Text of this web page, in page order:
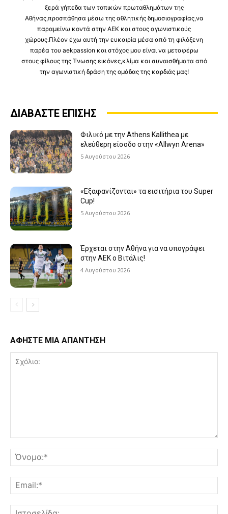
ξερά γήπεδα των τοπικών πρωταθλημάτων της
Αθήνας,προσπάθησα μέσω της αθλητικής δημοσιογραφίας,να
παραμείνω κοντά στην ΑΕΚ και στους αγωνιστικούς
χώρους.Πλέον έχω αυτή την ευκαιρία μέσα από τη φιλόξενη
παρέα του aekpassion και στόχος μου είναι να μεταφέρω
στους φίλους της Ένωσης εικόνες,κλίμα και συναισθήματα από
την αγωνιστική δράση της ομάδας της καρδιάς μας!
ΔΙΑΒΑΣΤΕ ΕΠΙΣΗΣ
Φιλικό με την Athens Kallithea με
ελεύθερη είσοδο στην «Allwyn Arena»
5 Αυγούστου 2026
«Εξαφανίζονται» τα εισιτήρια του Super
Cup!
5 Αυγούστου 2026
Έρχεται στην Αθήνα για να υπογράψει
στην ΑΕΚ ο Βιτάλις!
4 Αυγούστου 2026
ΑΦΗΣΤΕ ΜΙΑ ΑΠΑΝΤΗΣΗ